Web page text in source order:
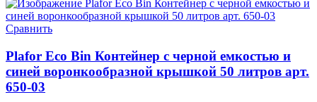
Сравнить
Plafor Eco Bin Контейнер с черной емкостью и
синей воронкообразной крышкой 50 литров арт.
650-03